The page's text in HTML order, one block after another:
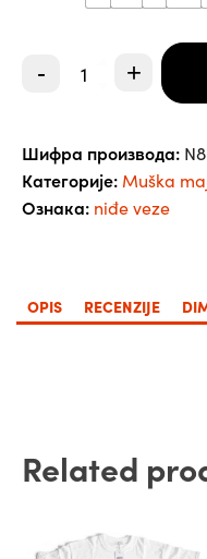
-
Niđe
количина
+
Шифра производа:
Категорије: Muška
Ознака: niđe veze
OPIS RECENZIJE
Related
производ